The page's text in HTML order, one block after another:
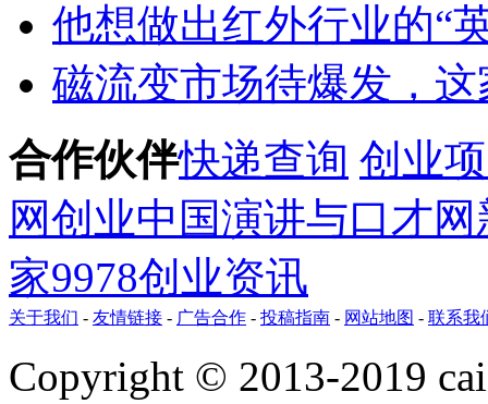
他想做出红外行业的“
磁流变市场待爆发，
合作伙伴快递查询 创业
网创业中国演讲与口才网
家9978创业资讯
关于我们 - 友情链接 - 广告合作 - 投稿指南 - 网站地图 - 联系我
Copyright © 2013-2019